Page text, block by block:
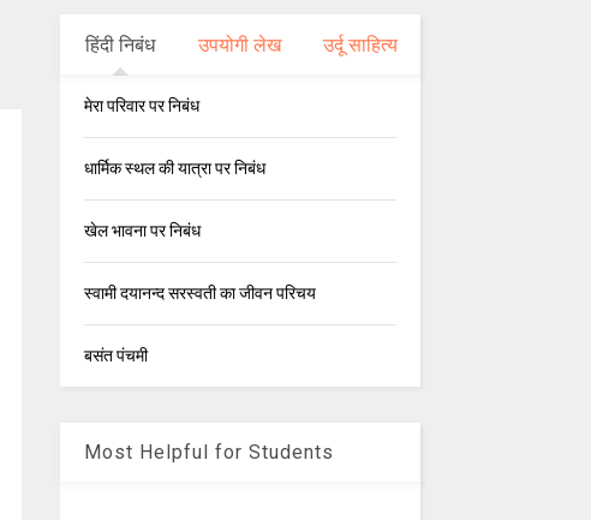
हिंदी निबंध उपयोगी लेख उर्दू साहित्य
मेरा परिवार पर निबंध
धार्मिक स्थल की यात्रा पर निबंध
खेल भावना पर निबंध
स्वामी दयानन्द सरस्वती का जीवन परिचय
बसंत पंचमी
Most Helpful for Students